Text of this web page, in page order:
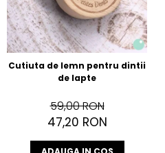
Cutiuta de lemn pentru dintii
de lapte
59,00 RON
47,20 RON